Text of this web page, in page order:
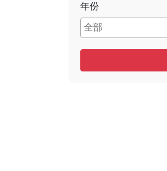
年份